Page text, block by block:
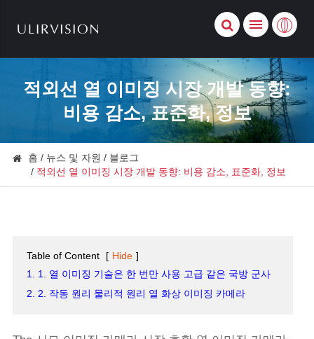
적외선 열 이미징 시장 개발 동향:
비용 감소, 표준화, 정보
홈 뉴스 및 자원
블로그
적외선 열 이미징 시장 개발 동향: 비용 감소, 표준화, 정보
Table of Content [ Hide ]
1. 1. 열 이미징 기술은 한 번만 사용 고급 같은 국방 군사
2. 2. 작동 원리 물리적 원리 열 화상 이미징 카메라